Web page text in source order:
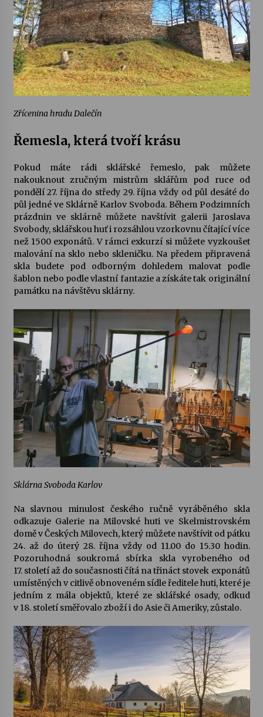
Zřícenina hradu Dalečín
Řemesla, která tvoří krásu
Pokud máte rádi sklářské řemeslo, pak můžete
nakouknout zručným mistrům sklářům pod ruce od
pondělí 27. října do středy 29. října vždy od půl desáté do
půl jedné ve Sklárně Karlov Svoboda. Během Podzimních
prázdnin ve sklárně můžete navštívit galerii Jaroslava
Svobody, sklářskou huť i rozsáhlou vzorkovnu čítající více
než 1500 exponátů. V rámci exkurzí si můžete vyzkoušet
malování na sklo nebo skleničku. Na předem připravená
skla budete pod odborným dohledem malovat podle
šablon nebo podle vlastní fantazie a získáte tak originální
památku na návštěvu sklárny.
Sklárna Svoboda Karlov
Na slavnou minulost českého ručně vyráběného skla
odkazuje Galerie na Milovské huti ve Skelmistrovském
domě v Českých Milovech, který můžete navštívit od pátku
24. až do úterý 28. října vždy od 11.00 do 15.30 hodin.
Pozoruhodná soukromá sbírka skla vyrobeného od
17. století až do současnosti čítá na třináct stovek exponátů
umístěných v citlivě obnoveném sídle ředitele huti, které je
jedním z mála objektů, které ze sklářské osady, odkud
v 18. století směřovalo zboží i do Asie či Ameriky, zůstalo.